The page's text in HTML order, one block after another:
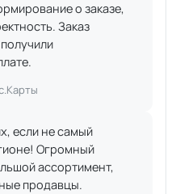
о заказе,
Заказ
если не самый
Огромный
ассортимент,
продавцы.